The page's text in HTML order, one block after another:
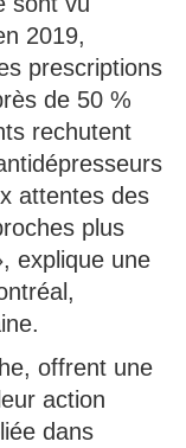
2019,
prescriptions
de 50 %
rechutent
attentes des
plus
explique une
offrent une
action
dans